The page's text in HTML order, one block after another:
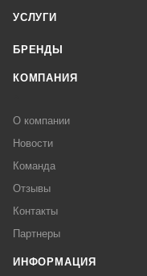
УСЛУГИ
БРЕНДЫ
КОМПАНИЯ
О компании
Новости
Команда
Отзывы
Контакты
Партнеры
ИНФОРМАЦИЯ